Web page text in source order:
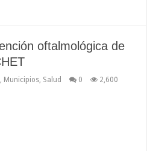
oftalmológica de
Municipios Salud 0 2,600